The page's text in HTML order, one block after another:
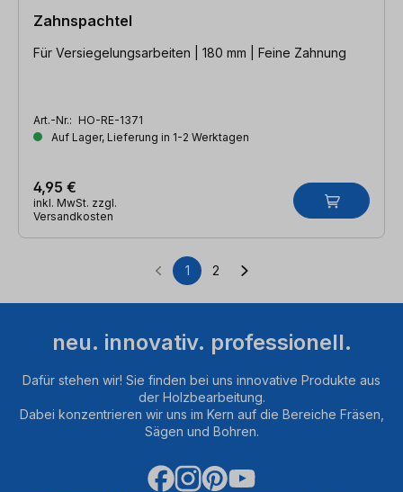
Zahnspachtel
Für Versiegelungsarbeiten | 180 mm | Feine Zahnung
Art.-Nr.: HO-RE-1371
Auf Lager, Lieferung in 1-2 Werktagen
4,95 €
inkl. MwSt. zzgl.
Versandkosten
Seite
1 Seite
2
neu. innovativ. professionell.
Dafür stehen wir! Sie finden bei uns innovative Produkte aus
der Holzbearbeitung.
Dabei konzentrieren wir uns im Kern auf die Bereiche Fräsen,
Sägen und Bohren.